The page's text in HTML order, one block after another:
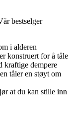
bestselger
i alderen
konstruert for å tåle
kraftige dempere
tåler en støyt om
at du kan stille inn